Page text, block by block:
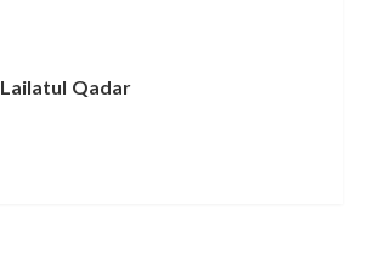
Lailatul Qadar